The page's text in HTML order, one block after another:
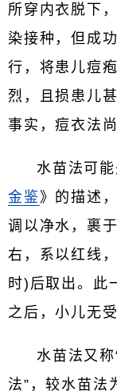
所穿内衣脱下
染接种，但成
行，将患儿痘
烈，且损患儿
事实，痘衣法
水苗法可
金鉴》的描述
调以净水，裹
右，系以红线
时)后取出。此
之后，小儿无受
水苗法又
法”，较水苗法